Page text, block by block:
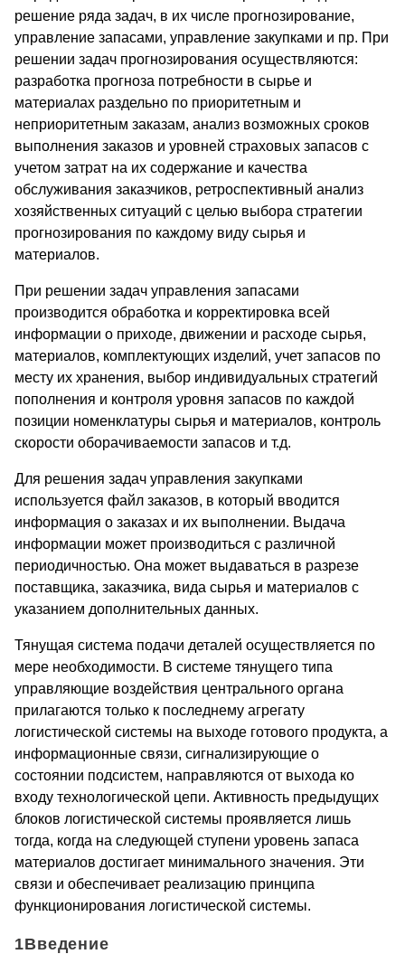
решение ряда задач, в их числе прогнозирование,
управление запасами, управление закупками и пр. При
решении задач прогнозирования осуществляются:
разработка прогноза потребности в сырье и
материалах раздельно по приоритетным и
неприоритетным заказам, анализ возможных сроков
выполнения заказов и уровней страховых запасов с
учетом затрат на их содержание и качества
обслуживания заказчиков, ретроспективный анализ
хозяйственных ситуаций с целью выбора стратегии
прогнозирования по каждому виду сырья и
материалов.
При решении задач управления запасами
производится обработка и корректировка всей
информации о приходе, движении и расходе сырья,
материалов, комплектующих изделий, учет запасов по
месту их хранения, выбор индивидуальных стратегий
пополнения и контроля уровня запасов по каждой
позиции номенклатуры сырья и материалов, контроль
скорости оборачиваемости запасов и т.д.
Для решения задач управления закупками
используется файл заказов, в который вводится
информация о заказах и их выполнении. Выдача
информации может производиться с различной
периодичностью. Она может выдаваться в разрезе
поставщика, заказчика, вида сырья и материалов с
указанием дополнительных данных.
Тянущая система подачи деталей осуществляется по
мере необходимости. В системе тянущего типа
управляющие воздействия центрального органа
прилагаются только к последнему агрегату
логистической системы на выходе готового продукта, а
информационные связи, сигнализирующие о
состоянии подсистем, направляются от выхода ко
входу технологической цепи. Активность предыдущих
блоков логистической системы проявляется лишь
тогда, когда на следующей ступени уровень запаса
материалов достигает минимального значения. Эти
связи и обеспечивает реализацию принципа
функционирования логистической системы.
1Введение